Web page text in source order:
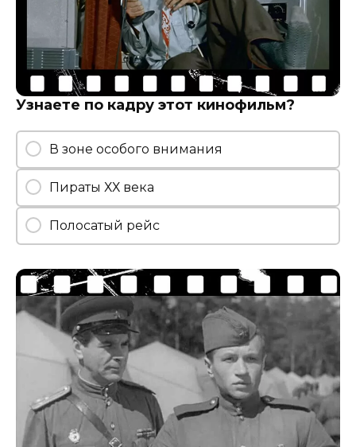
Узнаете по кадру этот кинофильм?
В зоне особого внимания
Пираты ХХ века
Полосатый рейс